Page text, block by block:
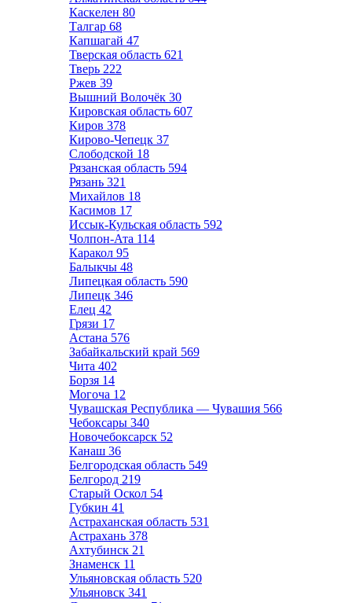
Каскелен 80
Талгар 68
Капшагай 47
Тверская область 621
Тверь 222
Ржев 39
Вышний Волочёк 30
Кировская область 607
Киров 378
Кирово-Чепецк 37
Слободской 18
Рязанская область 594
Рязань 321
Михайлов 18
Касимов 17
Иссык-Кульская область 592
Чолпон-Ата 114
Каракол 95
Балыкчы 48
Липецкая область 590
Липецк 346
Елец 42
Грязи 17
Астана 576
Забайкальский край 569
Чита 402
Борзя 14
Могоча 12
Чувашская Республика — Чувашия 566
Чебоксары 340
Новочебоксарск 52
Канаш 36
Белгородская область 549
Белгород 219
Старый Оскол 54
Губкин 41
Астраханская область 531
Астрахань 378
Ахтубинск 21
Знаменск 11
Ульяновская область 520
Ульяновск 341